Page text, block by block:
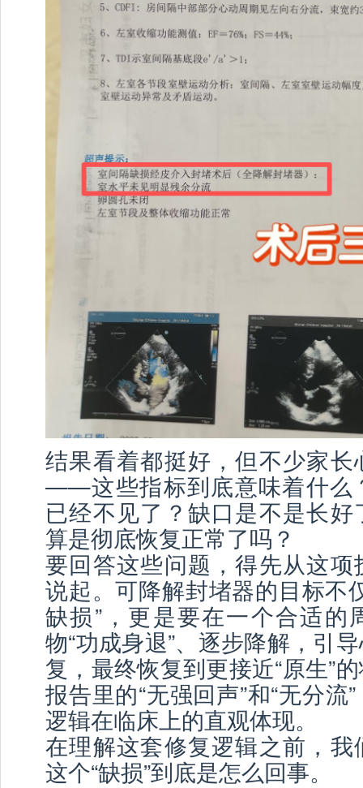
结果看着都挺好，但不少家
——这些指标到底意味着什么
已经不见了？缺口是不是长
算是彻底恢复正常了吗？
要回答这些问题，得先从这
说起。可降解封堵器的目标不
缺损”，更是要在一个合适的
物“功成身退”、逐步降解，引
复，最终恢复到更接近“原生”
报告里的“无强回声”和“无分流
逻辑在临床上的直观体现。
在理解这套修复逻辑之前，
这个“缺损”到底是怎么回事。